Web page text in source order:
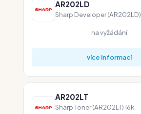
AR202LD
Sharp Developer (AR202LD)
na vyžádání
více informací
AR202LT
Sharp Toner (AR202LT) 16k